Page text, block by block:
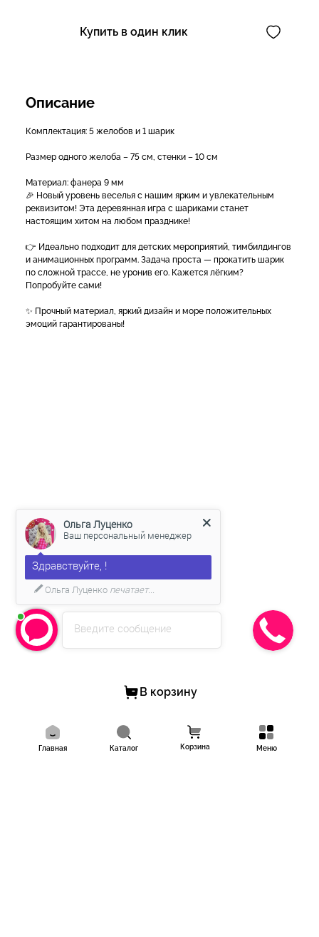
Купить в один клик
Описание
Комплектация: 5 желобов и 1 шарик
Размер одного желоба – 75 см, стенки – 10 см
Материал: фанера 9 мм
🎉 Новый уровень веселья с нашим ярким и увлекательным
реквизитом! Эта деревянная игра с шариками станет
настоящим хитом на любом празднике!
👉 Идеально подходит для детских мероприятий, тимбилдингов
и анимационных программ. Задача проста — прокатить шарик
по сложной трассе, не уронив его. Кажется лёгким?
Попробуйте сами!
✨ Прочный материал, яркий дизайн и море положительных
эмоций гарантированы!
В корзину
Главная Каталог Корзина Меню
Введите сообщение
Ольга Луценко
Ваш персональный менеджер
Здравствуйте, !
Ольга Луценко печатает...